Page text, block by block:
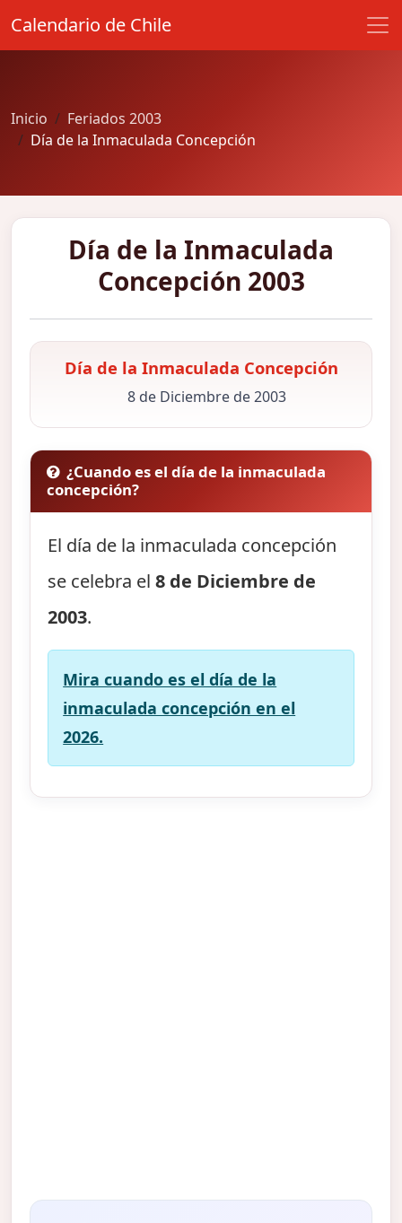
Calendario de Chile
Inicio
Feriados 2003
Día de la Inmaculada Concepción
Día de la Inmaculada
Concepción 2003
Día de la Inmaculada Concepción
8 de Diciembre de 2003
¿Cuando es el día de la inmaculada
concepción?
El día de la inmaculada concepción
se celebra el8 de Diciembre de
2003.
Mira cuando es el día de la
inmaculada concepción en el
2026.